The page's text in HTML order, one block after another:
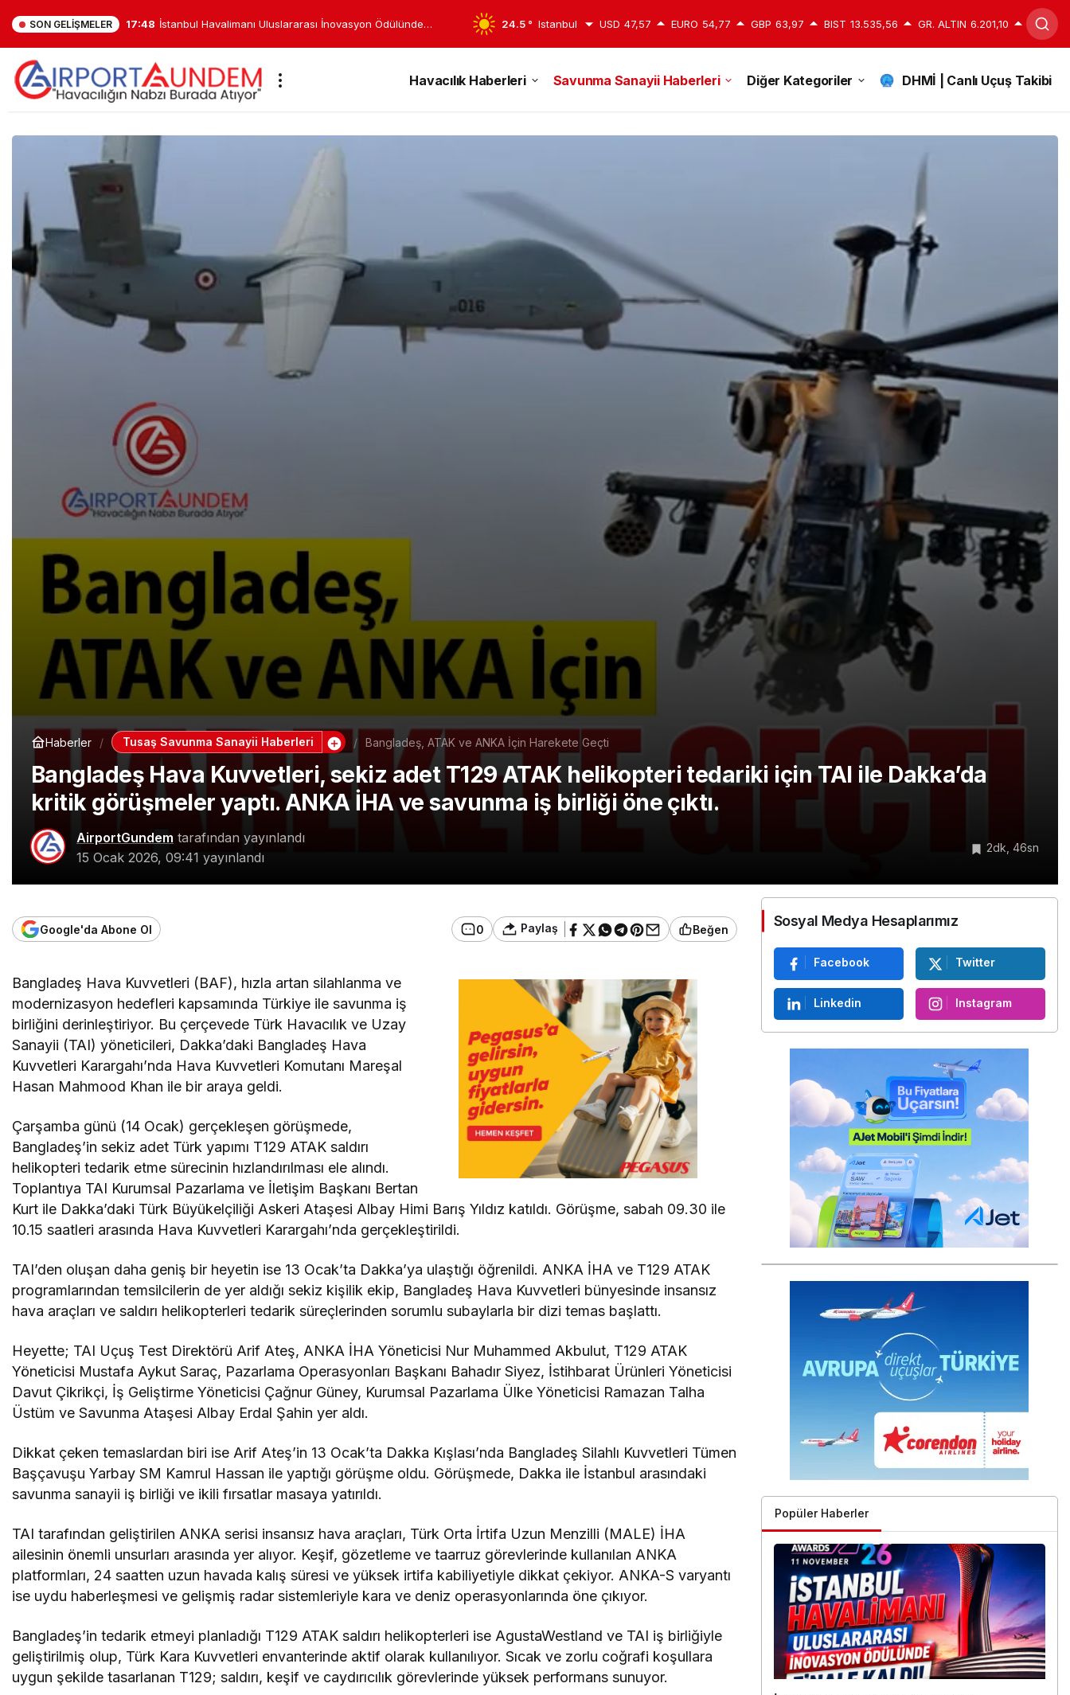
SON GELIŞMELER 17:48 İstanbul Havalimanı Uluslararası İnovasyon Ödülünde 24.5 ° Istanbul USD 47,57 EURO 54,77 GBP 63,97 BIST 13.535,56 GR. ALTIN 6.201,10
Havacılık Haberleri Savunma Sanayii Haberleri Diğer Kategoriler DHMİ | Canlı Uçuş Takibi
Haberler Tusaş Savunma Sanayii Haberleri Bangladeş, ATAK ve ANKA İçin Harekete Geçti
Bangladeş Hava Kuvvetleri, sekiz adet T129 ATAK helikopteri tedariki için TAI ile Dakka’da
kritik görüşmeler yaptı. ANKA İHA ve savunma iş birliği öne çıktı.
AirportGundem tarafından yayınlandı
15 Ocak 2026, 09:41 yayınlandı
2dk, 46sn
Google'da Abone Ol 0 Paylaş Beğen
Bangladeş Hava Kuvvetleri (BAF), hızla artan silahlanma ve
modernizasyon hedefleri kapsamında Türkiye ile savunma iş
birliğini derinleştiriyor. Bu çerçevede Türk Havacılık ve Uzay
Sanayii (TAI) yöneticileri, Dakka’daki Bangladeş Hava
Kuvvetleri Karargahı’nda Hava Kuvvetleri Komutanı Mareşal
Hasan Mahmood Khan ile bir araya geldi.
Çarşamba günü (14 Ocak) gerçekleşen görüşmede,
Bangladeş’in sekiz adet Türk yapımı T129 ATAK saldırı
helikopteri tedarik etme sürecinin hızlandırılması ele alındı.
Toplantıya TAI Kurumsal Pazarlama ve İletişim Başkanı Bertan
Kurt ile Dakka’daki Türk Büyükelçiliği Askeri Ataşesi Albay Himi Barış Yıldız katıldı. Görüşme, sabah 09.30 ile
10.15 saatleri arasında Hava Kuvvetleri Karargahı’nda gerçekleştirildi.
TAI’den oluşan daha geniş bir heyetin ise 13 Ocak’ta Dakka’ya ulaştığı öğrenildi. ANKA İHA ve T129 ATAK
programlarından temsilcilerin de yer aldığı sekiz kişilik ekip, Bangladeş Hava Kuvvetleri bünyesinde insansız
hava araçları ve saldırı helikopterleri tedarik süreçlerinden sorumlu subaylarla bir dizi temas başlattı.
Heyette; TAI Uçuş Test Direktörü Arif Ateş, ANKA İHA Yöneticisi Nur Muhammed Akbulut, T129 ATAK
Yöneticisi Mustafa Aykut Saraç, Pazarlama Operasyonları Başkanı Bahadır Siyez, İstihbarat Ürünleri Yöneticisi
Davut Çikrikçi, İş Geliştirme Yöneticisi Çağnur Güney, Kurumsal Pazarlama Ülke Yöneticisi Ramazan Talha
Üstüm ve Savunma Ataşesi Albay Erdal Şahin yer aldı.
Dikkat çeken temaslardan biri ise Arif Ateş’in 13 Ocak’ta Dakka Kışlası’nda Bangladeş Silahlı Kuvvetleri Tümen
Başçavuşu Yarbay SM Kamrul Hassan ile yaptığı görüşme oldu. Görüşmede, Dakka ile İstanbul arasındaki
savunma sanayii iş birliği ve ikili fırsatlar masaya yatırıldı.
TAI tarafından geliştirilen ANKA serisi insansız hava araçları, Türk Orta İrtifa Uzun Menzilli (MALE) İHA
ailesinin önemli unsurları arasında yer alıyor. Keşif, gözetleme ve taarruz görevlerinde kullanılan ANKA
platformları, 24 saatten uzun havada kalış süresi ve yüksek irtifa kabiliyetiyle dikkat çekiyor. ANKA-S varyantı
ise uydu haberleşmesi ve gelişmiş radar sistemleriyle kara ve deniz operasyonlarında öne çıkıyor.
Bangladeş’in tedarik etmeyi planladığı T129 ATAK saldırı helikopterleri ise AgustaWestland ve TAI iş birliğiyle
geliştirilmiş olup, Türk Kara Kuvvetleri envanterinde aktif olarak kullanılıyor. Sıcak ve zorlu coğrafi koşullara
uygun şekilde tasarlanan T129; saldırı, keşif ve caydırıcılık görevlerinde yüksek performans sunuyor.
Sosyal Medya Hesaplarımız
Facebook Twitter
Linkedin Instagram
Popüler Haberler